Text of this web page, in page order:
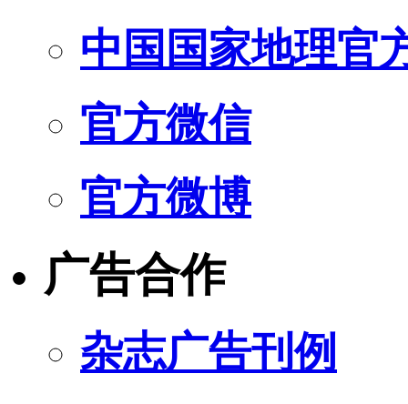
中国国家地理官
官方微信
官方微博
广告合作
杂志广告刊例